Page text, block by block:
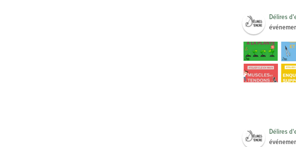
Délires
Délires